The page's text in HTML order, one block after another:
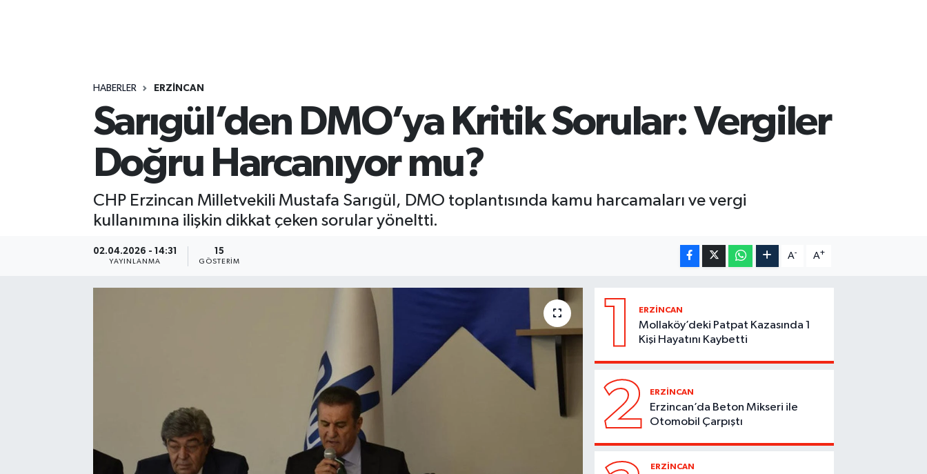
HABERLER ERZİNCAN
Sarıgül’den DMO’ya Kritik Sorular: Vergiler
Doğru Harcanıyor mu?
CHP Erzincan Milletvekili Mustafa Sarıgül, DMO toplantısında kamu harcamaları ve vergi
kullanımına ilişkin dikkat çeken sorular yöneltti.
02.04.2026 - 14:31
YAYINLANMA
15
GÖSTERIM
A- A+
1 ERZİNCAN
Mollaköy’deki Patpat Kazasında 1
Kişi Hayatını Kaybetti
2 ERZİNCAN
Erzincan’da Beton Mikseri ile
Otomobil Çarpıştı
ERZİNCAN